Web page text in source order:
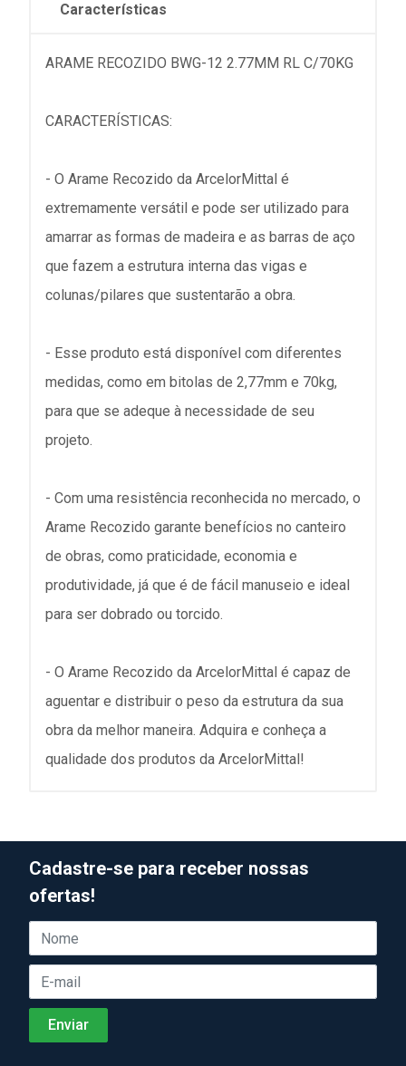
Características
ARAME RECOZIDO BWG-12 2.77MM RL C/70KG
CARACTERÍSTICAS:
- O Arame Recozido da ArcelorMittal é
extremamente versátil e pode ser utilizado para
amarrar as formas de madeira e as barras de aço
que fazem a estrutura interna das vigas e
colunas/pilares que sustentarão a obra.
- Esse produto está disponível com diferentes
medidas, como em bitolas de 2,77mm e 70kg,
para que se adeque à necessidade de seu
projeto.
- Com uma resistência reconhecida no mercado, o
Arame Recozido garante benefícios no canteiro
de obras, como praticidade, economia e
produtividade, já que é de fácil manuseio e ideal
para ser dobrado ou torcido.
- O Arame Recozido da ArcelorMittal é capaz de
aguentar e distribuir o peso da estrutura da sua
obra da melhor maneira. Adquira e conheça a
qualidade dos produtos da ArcelorMittal!
Cadastre-se para receber nossas
ofertas!